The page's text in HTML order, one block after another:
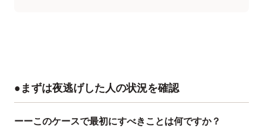
●まずは夜逃げした人の状況を確認
ーーこのケースで最初にすべきことは何ですか？